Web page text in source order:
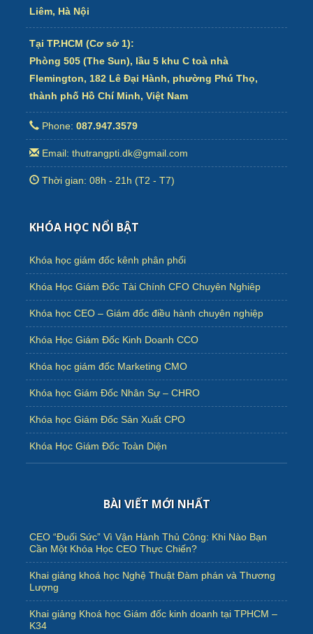
Liêm, Hà Nội
Tại TP.HCM (Cơ sở 1):
Phòng 505 (The Sun), lầu 5 khu C toà nhà
Flemington, 182 Lê Đại Hành, phường Phú Thọ,
thành phố Hồ Chí Minh, Việt Nam
Phone:087.947.3579
Email: thutrangpti.dk@gmail.com
Thời gian: 08h - 21h (T2 - T7)
KHÓA HỌC NỔI BẬT
Khóa học giám đốc kênh phân phối
Khóa Học Giám Đốc Tài Chính CFO Chuyên Nghiêp
Khóa học CEO – Giám đốc điều hành chuyên nghiệp
Khóa Học Giám Đốc Kinh Doanh CCO
Khóa học giám đốc Marketing CMO
Khóa học Giám Đốc Nhân Sự – CHRO
Khóa học Giám Đốc Sản Xuất CPO
Khóa Học Giám Đốc Toàn Diện
BÀI VIẾT MỚI NHẤT
CEO “Đuối Sức” Vì Vận Hành Thủ Công: Khi Nào Bạn
Cần Một Khóa Học CEO Thực Chiến?
Khai giảng khoá học Nghệ Thuật Đàm phán và Thương
Lượng
Khai giảng Khoá học Giám đốc kinh doanh tại TPHCM –
K34